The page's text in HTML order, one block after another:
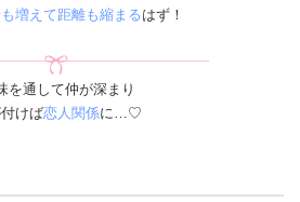
増えて距離も縮まるはず！
を通して仲が深まり
けば恋人関係に…♡